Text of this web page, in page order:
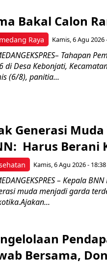
Raya
Bakal Calon
Kamis, 6 Agu 2026
Tahapan
di Desa Kebonjati,
(6/8), panitia...
Generasi
Harus Berani
Kamis, 6 Agu 2026 - 18:38
– Kepala
muda menjadi garda
Bersama,